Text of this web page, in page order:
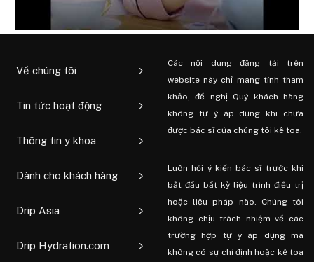
Về chúng tôi
Tin tức hoạt động
Thông tin y khoa
Dành cho khách hàng
Drip Asia
Drip Hydration.com
Các nội dung đăng tải trên
website này chỉ mang tính tham
khảo, đề nghị Quý khách hàng
không tự ý áp dụng khi chưa
được bác sĩ của chúng tôi kê toa.
Luôn hỏi ý kiến ​​bác sĩ trước khi
bắt đầu bất kỳ liệu trình điều trị
hoặc liệu pháp nào. Chúng tôi
không chịu trách nhiệm về các
trường hợp tự ý áp dụng mà
không có sự chỉ định hoặc kê toa